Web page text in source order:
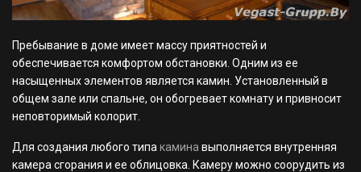
Пребывание в доме имеет массу приятностей и
обеспечивается комфортом обстановки. Одним из ее
насыщенных элементов является камин. Установленный в
общем зале или спальне, он обогревает комнату и привносит
неповторимый колорит.
Для создания любого типа камина выполняется внутренняя
камера сгорания и ее облицовка. Камеру можно соорудить из